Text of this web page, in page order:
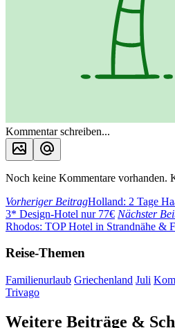
Kommentar schreiben...
Noch keine Kommentare vorhanden.
Vorheriger BeitragHolland: 2 Tage
3* Design-Hotel nur 77€ Nächster
Rhodos: TOP Hotel in Strandnähe &
Reise-Themen
Familienurlaub Griechenland Juli
Trivago
Weitere Beiträge &